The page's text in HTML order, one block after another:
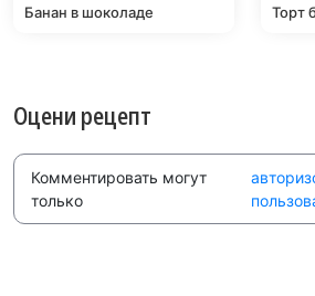
Банан в шоколаде Торт
Оцени рецепт
Комментировать могут
только